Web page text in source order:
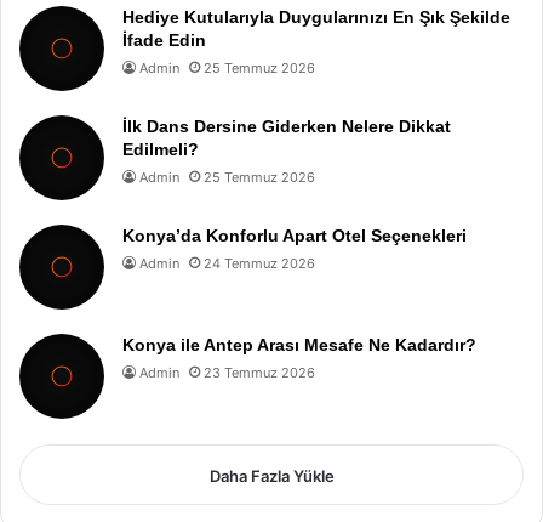
Hediye Kutularıyla Duygularınızı En Şık Şekilde
İfade Edin
Admin 25 Temmuz 2026
İlk Dans Dersine Giderken Nelere Dikkat
Edilmeli?
Admin 25 Temmuz 2026
Konya’da Konforlu Apart Otel Seçenekleri
Admin 24 Temmuz 2026
Konya ile Antep Arası Mesafe Ne Kadardır?
Admin 23 Temmuz 2026
Daha Fazla Yükle